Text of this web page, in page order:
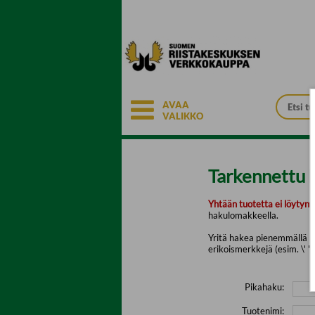
AVAA
VALIKKO
Tarkennettu
Yhtään tuotetta ei löytynyt.
hakulomakkeella.
Yritä hakea pienemmällä
erikoismerkkejä (esim. \' "
Pikahaku:
Tuotenimi: